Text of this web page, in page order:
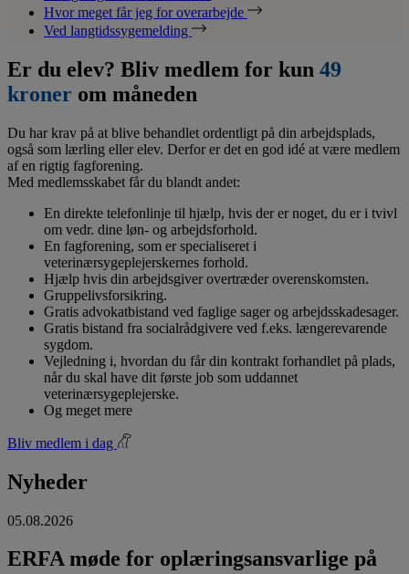
Hvor meget får jeg for overarbejde
Ved langtidssygemelding
Er du elev? Bliv medlem for kun 49
kroner om måneden
Du har krav på at blive behandlet ordentligt på din arbejdsplads,
også som lærling eller elev. Derfor er det en god idé at være medlem
af en rigtig fagforening.
Med medlemsskabet får du blandt andet:
En direkte telefonlinje til hjælp, hvis der er noget, du er i tvivl
om vedr. dine løn- og arbejdsforhold.
En fagforening, som er specialiseret i
veterinærsygeplejerskernes forhold.
Hjælp hvis din arbejdsgiver overtræder overenskomsten.
Gruppelivsforsikring.
Gratis advokatbistand ved faglige sager og arbejdsskadesager.
Gratis bistand fra socialrådgivere ved f.eks. længerevarende
sygdom.
Vejledning i, hvordan du får din kontrakt forhandlet på plads,
når du skal have dit første job som uddannet
veterinærsygeplejerske.
Og meget mere
Bliv medlem i dag
Nyheder
05.08.2026
ERFA møde for oplæringsansvarlige på